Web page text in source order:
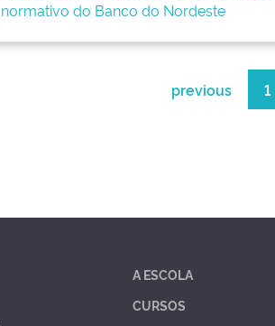
normativo do Banco do Nordeste
previous 1
A ESCOLA
CURSOS